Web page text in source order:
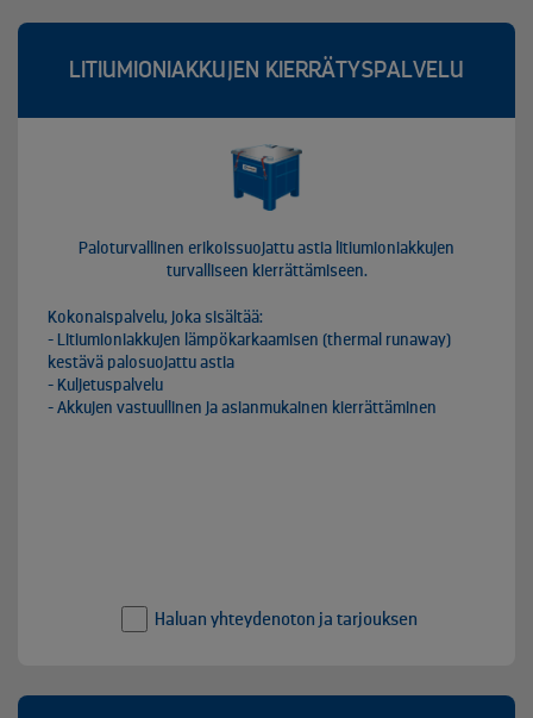
LITIUMIONIAKKUJEN KIERRÄTYSPALVELU
Paloturvallinen erikoissuojattu astia litiumioniakkujen
turvalliseen kierrättämiseen.
Kokonaispalvelu, joka sisältää:
- Litiumioniakkujen lämpökarkaamisen (thermal runaway)
kestävä palosuojattu astia
- Kuljetuspalvelu
- Akkujen vastuullinen ja asianmukainen kierrättäminen
Haluan yhteydenoton ja tarjouksen